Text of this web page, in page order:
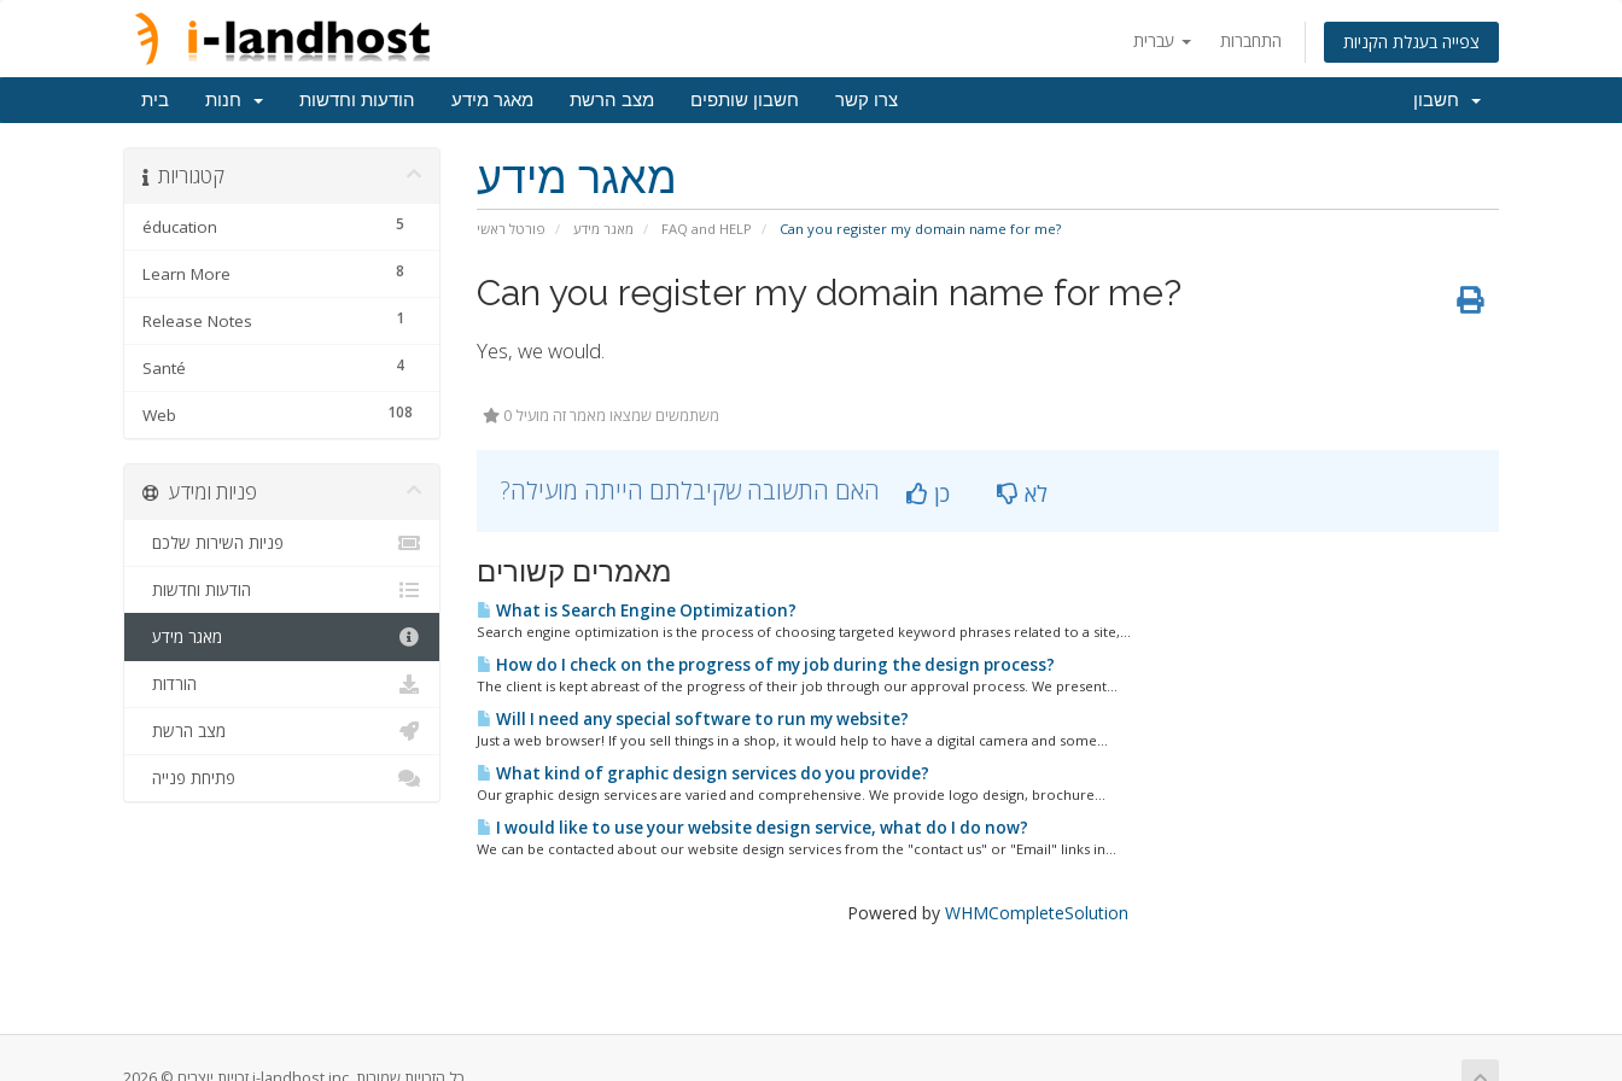
התחברות צפייה בעגלת הקניות
בית הודעות וחדשות מאגר מידע מצב הרשת חשבון שותפים צרו קשר
מאגר מידע
פורטל ראשי מאגר מידע FAQ and HELP Can you register my domain name for me?
קטגוריות
5
éducation
8
Learn More
1
Release Notes
4
Santé
108
Web
Can you register my domain name for me?
Yes, we would.
0 משתמשים שמצאו מאמר זה מועיל
כן לא
מאמרים קשורים
What is Search Engine Optimization?
Search engine optimization is the process of choosing targeted keyword phrases related to a site,...
How do I check on the progress of my job during the design process?
The client is kept abreast of the progress of their job through our approval process. We present...
Will I need any special software to run my website?
Just a web browser! If you sell things in a shop, it would help to have a digital camera and some...
What kind of graphic design services do you provide?
Our graphic design services are varied and comprehensive. We provide logo design, brochure...
I would like to use your website design service, what do I do now?
We can be contacted about our website design services from the "contact us" or "Email" links in...
Powered by WHMCompleteSolution
פניות ומידע
פניות השירות שלכם
הודעות וחדשות
מאגר מידע
הורדות
מצב הרשת
פתיחת פנייה